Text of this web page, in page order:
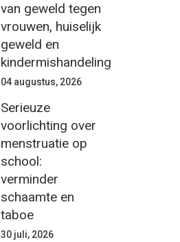
van geweld tegen
vrouwen, huiselijk
geweld en
kindermishandeling
04 augustus, 2026
Serieuze
voorlichting over
menstruatie op
school:
verminder
schaamte en
taboe
30 juli, 2026